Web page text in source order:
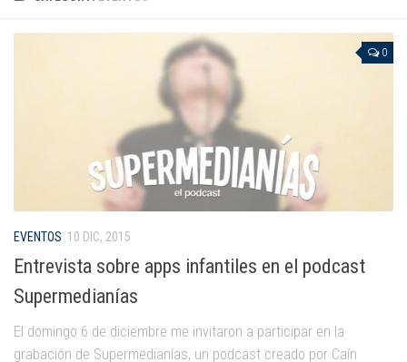
para jugar con la música
de matemáticas
para darle al coco
Android
Apple
Kindle Fire
Windows Phone
0
EVENTOS 10 DIC, 2015
Entrevista sobre apps infantiles en el podcast
Supermedianías
El domingo 6 de diciembre me invitaron a participar en la
grabación de Supermedianías, un podcast creado por Caín